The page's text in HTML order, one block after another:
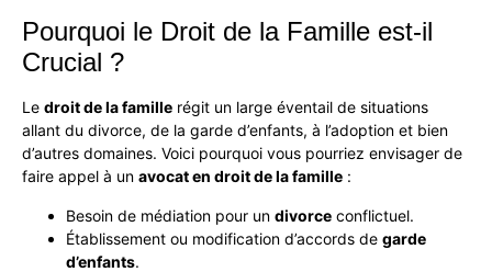
Pourquoi le Droit de la Famille est-il
Crucial ?
Le droit de la famille régit un large éventail de situations
allant du divorce, de la garde d’enfants, à l’adoption et bien
d’autres domaines. Voici pourquoi vous pourriez envisager de
faire appel à un avocat en droit de la famille :
Besoin de médiation pour un divorce conflictuel.
Établissement ou modification d’accords de garde
d’enfants.